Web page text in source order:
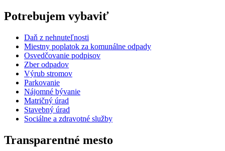
Potrebujem vybaviť
Daň z nehnuteľnosti
Miestny poplatok za komunálne odpady
Osvedčovanie podpisov
Zber odpadov
Výrub stromov
Parkovanie
Nájomné bývanie
Matričný úrad
Stavebný úrad
Sociálne a zdravotné služby
Transparentné mesto